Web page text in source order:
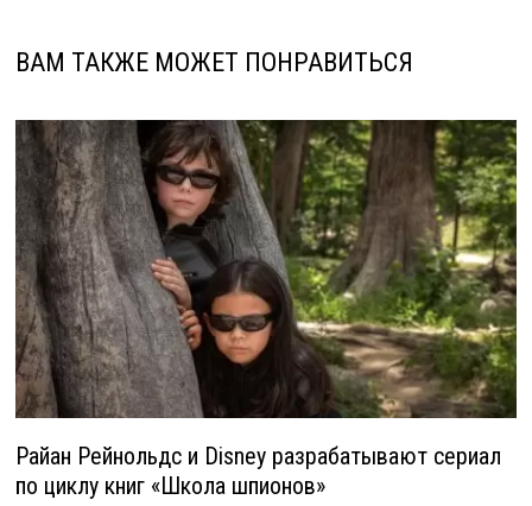
ВАМ ТАКЖЕ МОЖЕТ ПОНРАВИТЬСЯ
Райан Рейнольдс и Disney разрабатывают сериал
по циклу книг «Школа шпионов»